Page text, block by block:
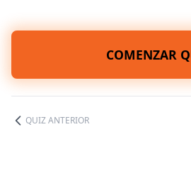
COMENZAR
QUIZ ANTERIOR